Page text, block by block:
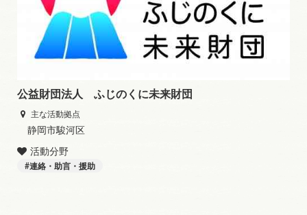
公益財団法人 ふじのくに未来財団
主な活動拠点
静岡市駿河区
活動分野
連絡・助言・援助